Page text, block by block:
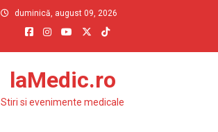
duminică, august 09, 2026
laMedic.ro
Stiri si evenimente medicale